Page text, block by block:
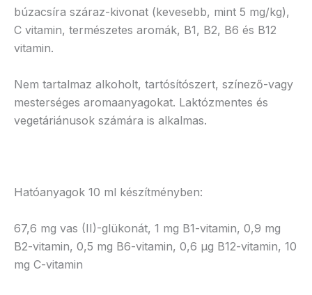
búzacsíra száraz-kivonat (kevesebb, mint 5 mg/kg),
C vitamin, természetes aromák, B1, B2, B6 és B12
vitamin.
Nem tartalmaz alkoholt, tartósítószert, színező-vagy
mesterséges aromaanyagokat. Laktózmentes és
vegetáriánusok számára is alkalmas.
Hatóanyagok 10 ml készítményben:
67,6 mg vas (II)-glükonát, 1 mg B1-vitamin, 0,9 mg
B2-vitamin, 0,5 mg B6-vitamin, 0,6 µg B12-vitamin, 10
mg C-vitamin